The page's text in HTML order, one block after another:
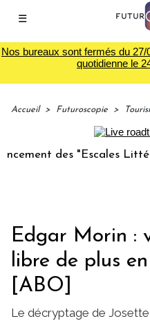
☰
Nos bureaux sont fermés du
quotidienne le
Accueil > Futuroscopie >
"Escales Littéraires", la
Edgar Morin :
libre de plus
[ABO]
Le décryptage de